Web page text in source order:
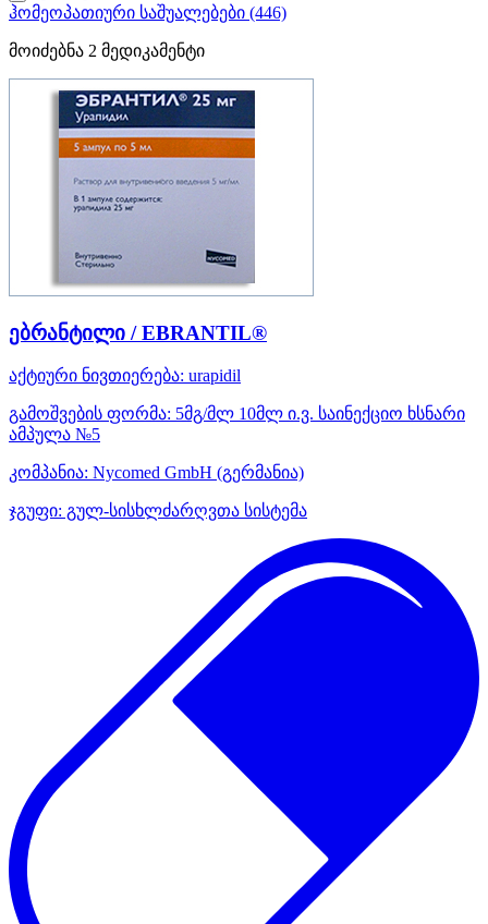
ჰომეოპათიური საშუალებები (446)
მოიძებნა 2 მედიკამენტი
ებრანტილი / EBRANTIL®
აქტიური ნივთიერება: urapidil
გამოშვების ფორმა: 5მგ/მლ 10მლ ი.ვ. საინექციო ხსნარი
ამპულა №5
კომპანია: Nycomed GmbH (გერმანია)
ჯგუფი: გულ-სისხლძარღვთა სისტემა